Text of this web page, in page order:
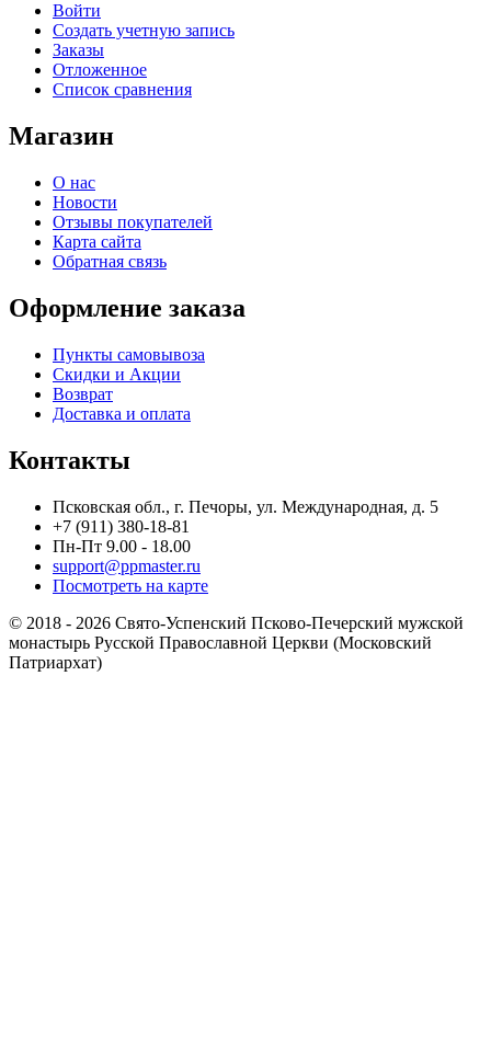
Войти
Создать учетную запись
Заказы
Отложенное
Список сравнения
Магазин
О нас
Новости
Отзывы покупателей
Карта сайта
Обратная связь
Оформление заказа
Пункты самовывоза
Скидки и Акции
Возврат
Доставка и оплата
Контакты
Псковская обл., г. Печоры, ул. Международная, д. 5
+7 (911) 380-18-81
Пн-Пт 9.00 - 18.00
support@ppmaster.ru
Посмотреть на карте
© 2018 - 2026 Свято-Успенский Псково-Печерский мужской
монастырь Русской Православной Церкви (Московский
Патриархат)